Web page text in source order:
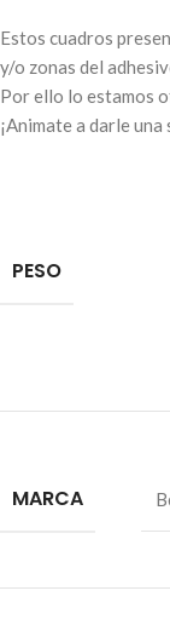
Estos cuadros
y/o zonas del
Por ello lo estamos
¡Animate a darle
PESO
MARCA